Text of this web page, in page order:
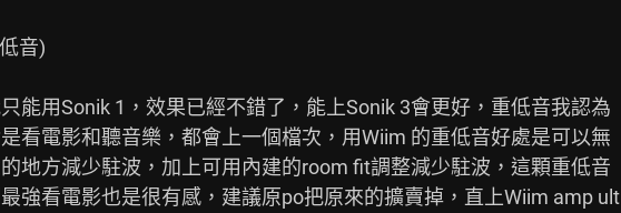
音)
能用Sonik 1，效果已經不錯了，能上Sonik 3會更好，重低音我認為
看電影和聽音樂，都會上一個檔次，用Wiim 的重低音好處是可以無
地方減少駐波，加上可用內建的room fit調整減少駐波，這顆重低音
強看電影也是很有感，建議原po把原來的擴賣掉，直上Wiim amp ult